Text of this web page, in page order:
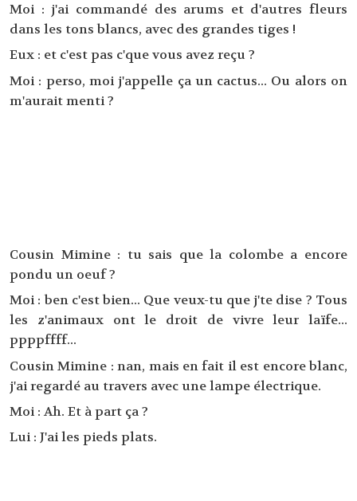
Moi : j'ai commandé des arums et d'autres fleurs
dans les tons blancs, avec des grandes tiges !
Eux : et c'est pas c'que vous avez reçu ?
Moi : perso, moi j'appelle ça un cactus... Ou alors on
m'aurait menti ?
Cousin Mimine : tu sais que la colombe a encore
pondu un oeuf ?
Moi : ben c'est bien... Que veux-tu que j'te dise ? Tous
les z'animaux ont le droit de vivre leur laïfe...
ppppffff...
Cousin Mimine : nan, mais en fait il est encore blanc,
j'ai regardé au travers avec une lampe électrique.
Moi : Ah. Et à part ça ?
Lui : J'ai les pieds plats.